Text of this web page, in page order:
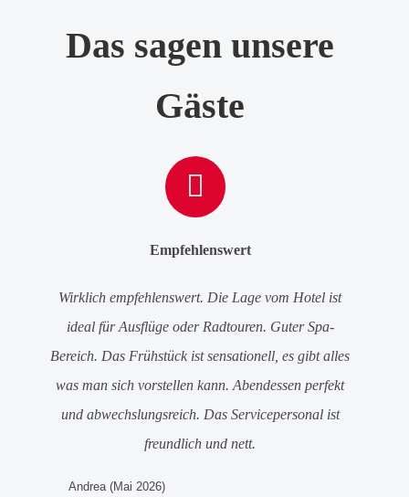
Das sagen unsere
Gäste
Empfehlenswert
Wirklich empfehlenswert. Die Lage vom Hotel ist
ideal für Ausflüge oder Radtouren. Guter Spa-
Bereich. Das Frühstück ist sensationell, es gibt alles
was man sich vorstellen kann. Abendessen perfekt
und abwechslungsreich. Das Servicepersonal ist
freundlich und nett.
Andrea (Mai 2026)